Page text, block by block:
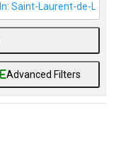
Advanced Filters